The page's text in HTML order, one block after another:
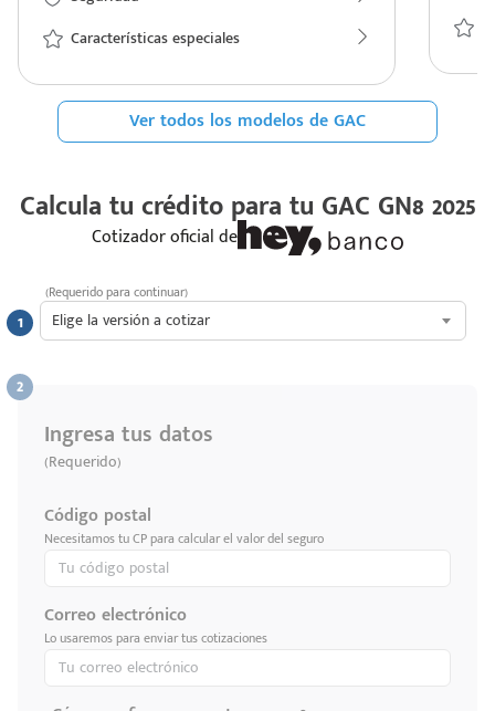
Características especiales
Ver todos los modelos de GAC
Calcula tu crédito para tu GAC GN8 2025
Cotizador oficial de
Elige la versión a cotizar
(Requerido para continuar)
Ingresa tus datos
(Requerido)
Código postal
Necesitamos tu CP para calcular el valor del seguro
Correo electrónico
Lo usaremos para enviar tus cotizaciones